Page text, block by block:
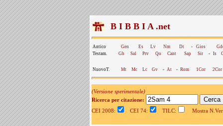
B I B B I A .net
Antico Gen Es Lv Nm Dt - Gios
Testam.
Gb Sal Prv Qo Cant Sap Sir - Is
NuovoT. Mt Mc Lc Gv - At - Rom 1Cor 2Cor
(Versione sperimentale)
Ricerca per citazione:
CEI 2008:
CEI 74: TILC: Mostra